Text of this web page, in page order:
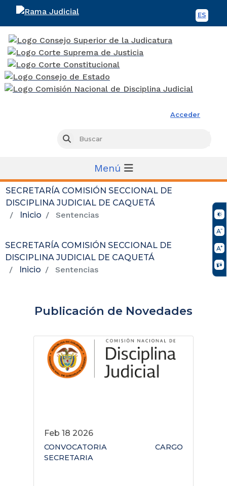
ES
Acceder
Buscar
Menú
SECRETARÍA COMISIÓN SECCIONAL DE
DISCIPLINA JUDICIAL DE CAQUETÁ
Inicio
Sentencias
SECRETARÍA COMISIÓN SECCIONAL DE
DISCIPLINA JUDICIAL DE CAQUETÁ
Inicio
Sentencias
Publicación de Novedades
Feb 18 2026
CONVOCATORIA CARGO
SECRETARIA